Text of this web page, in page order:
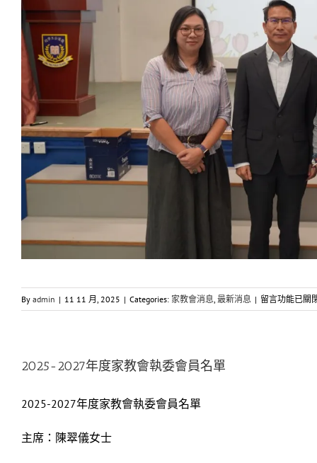
By admin | 11 11 月, 2025 | Categories: 家教會消息, 最新消息 | 在
〈2025-
留言功能已關
2025-2027年度家教會執委會員名單
2025-2027年度家教會執委會員名單
主席：陳翠儀女士